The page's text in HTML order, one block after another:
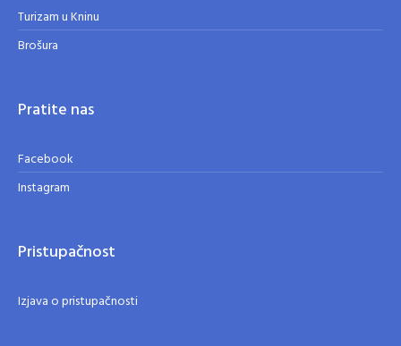
Turizam u Kninu
Brošura
Pratite nas
Facebook
Instagram
Pristupačnost
Izjava o pristupačnosti